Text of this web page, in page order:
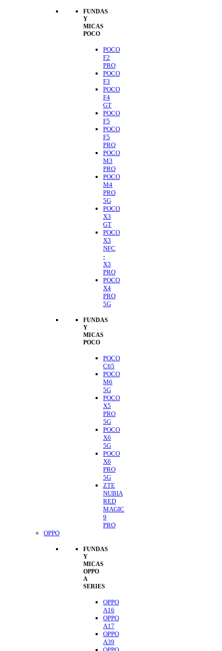
FUNDAS
Y
MICAS
POCO
POCO
F2
PRO
POCO
F3
POCO
F4
GT
POCO
F5
POCO
F5
PRO
POCO
M3
PRO
POCO
M4
PRO
5G
POCO
X3
GT
POCO
X3
NFC
-
X3
PRO
POCO
X4
PRO
5G
FUNDAS
Y
MICAS
POCO
POCO
C65
POCO
M6
5G
POCO
X5
PRO
5G
POCO
X6
5G
POCO
X6
PRO
5G
ZTE
NUBIA
RED
MAGIC
9
PRO
OPPO
FUNDAS
Y
MICAS
OPPO
A
SERIES
OPPO
A16
OPPO
A17
OPPO
A39